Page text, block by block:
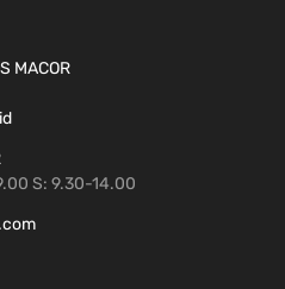
MACOR
S: 9.30-14.00